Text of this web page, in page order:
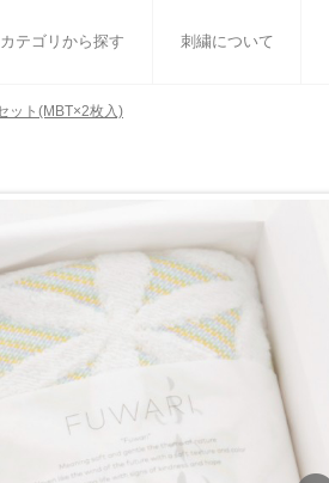
カテゴリから探す 刺繍について
オル雑貨 刺繍
ット(MBT×2枚入)